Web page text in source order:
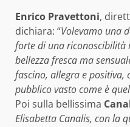
Enrico Pravettoni,
dichiara: “Volevamo una
forte di una riconoscibilità
bellezza fresca ma
fascino, allegra e positiva,
pubblico vasto come è
Poi sulla bellissima
Elisabetta Canalis, con la